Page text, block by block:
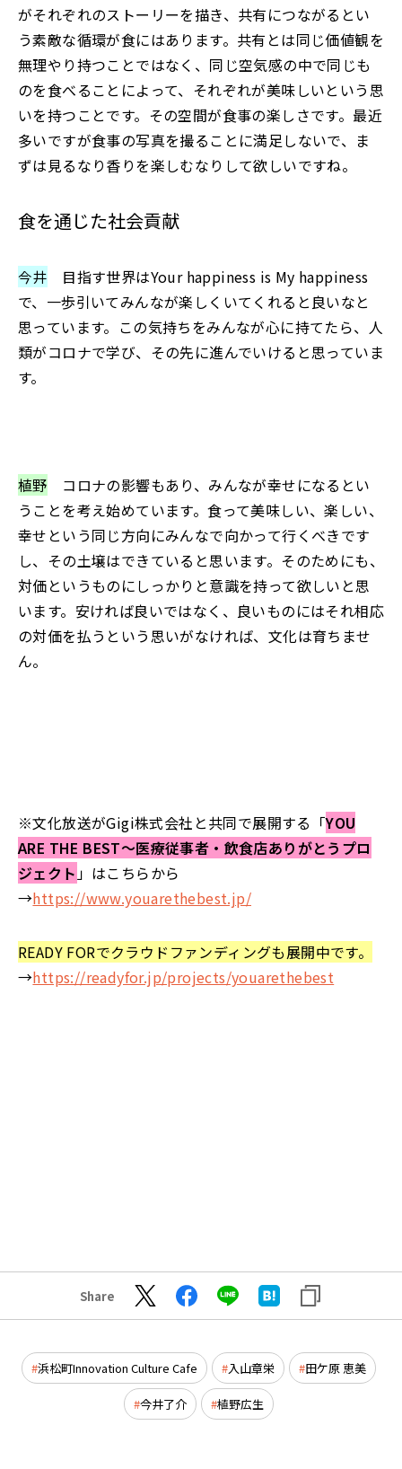
がそれぞれのストーリーを描き、共有につながるとい
う素敵な循環が食にはあります。共有とは同じ価値観を
無理やり持つことではなく、同じ空気感の中で同じも
のを食べることによって、それぞれが美味しいという思
いを持つことです。その空間が食事の楽しさです。最近
多いですが食事の写真を撮ることに満足しないで、ま
ずは見るなり香りを楽しむなりして欲しいですね。
食を通じた社会貢献
今井 目指す世界はYour happiness is My happiness
で、一歩引いてみんなが楽しくいてくれると良いなと
思っています。この気持ちをみんなが心に持てたら、人
類がコロナで学び、その先に進んでいけると思っていま
す。
植野 コロナの影響もあり、みんなが幸せになるとい
うことを考え始めています。食って美味しい、楽しい、
幸せという同じ方向にみんなで向かって行くべきです
し、その土壌はできていると思います。そのためにも、
対価というものにしっかりと意識を持って欲しいと思
います。安ければ良いではなく、良いものにはそれ相応
の対価を払うという思いがなければ、文化は育ちませ
ん。
※文化放送がGigi株式会社と共同で展開する「YOU
ARE THE BEST～医療従事者・飲食店ありがとうプロ
ジェクト」はこちらから
→https://www.youarethebest.jp/
READY FORでクラウドファンディングも展開中です。
→https://readyfor.jp/projects/youarethebest
Share
浜松町Innovation Culture Cafe 入山章栄 田ケ原 恵美
今井了介 植野広生